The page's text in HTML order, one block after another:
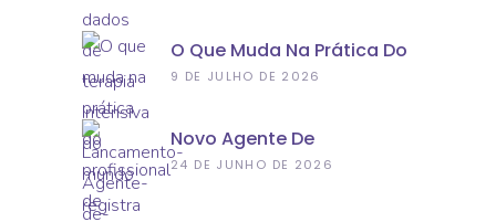
Internações
O Que Muda Na Prática Do
Profissional De Saúde Com
9 DE JULHO DE 2026
Novo Agente De
Classificação De
24 DE JUNHO DE 2026